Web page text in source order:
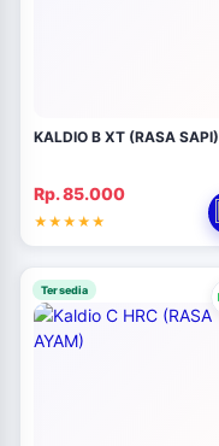
KALDIO B XT (RASA SAPI)
Rp. 85.000
Tersedia